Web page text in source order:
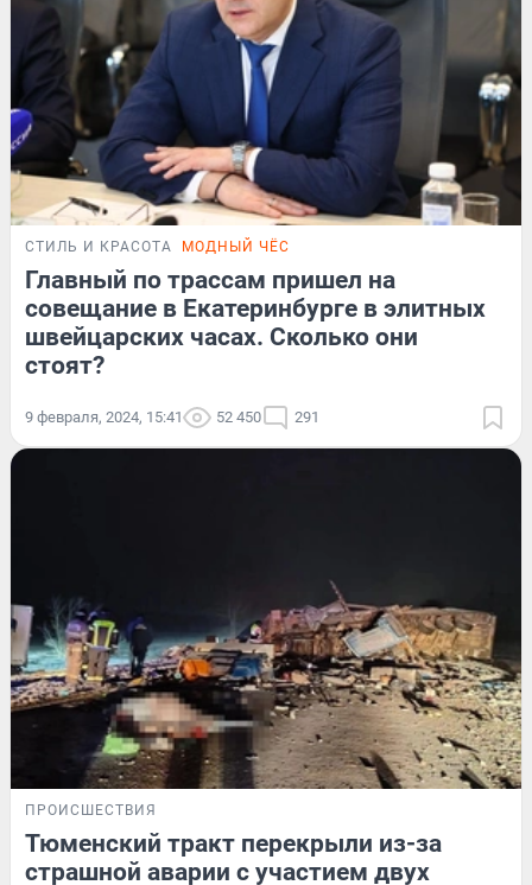
СТИЛЬ И КРАСОТА МОДНЫЙ ЧЁС
Главный по трассам пришел на
совещание в Екатеринбурге в элитных
швейцарских часах. Сколько они
стоят?
9 февраля, 2024, 15:41 52 450 291
ПРОИСШЕСТВИЯ
Тюменский тракт перекрыли из-за
страшной аварии с участием двух